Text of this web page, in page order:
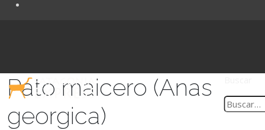
Pato maicero (Anas
georgica)